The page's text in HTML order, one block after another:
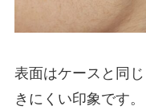
表面はケースと同
きにくい印象です。